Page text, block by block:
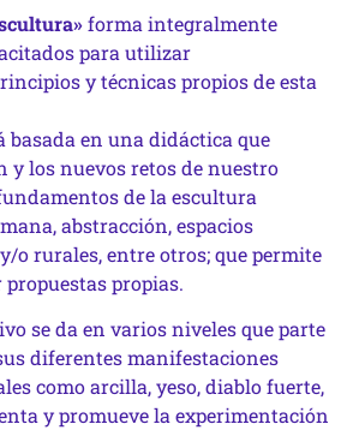
forma integralmente
para utilizar
y técnicas propios de esta
basada en una didáctica que
y los nuevos retos de nuestro
de la escultura
abstracción, espacios
o rurales, entre otros; que permite
propias.
se da en varios niveles que parte
diferentes manifestaciones
como arcilla, yeso, diablo fuerte,
y promueve la experimentación